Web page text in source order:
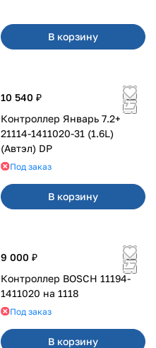
В корзину
10 540 ₽
Контроллер Январь 7.2+
21114-1411020-31 (1.6L)
(Автэл) DP
Под заказ
В корзину
9 000 ₽
Контроллер BOSCH 11194-
1411020 на 1118
Под заказ
В корзину